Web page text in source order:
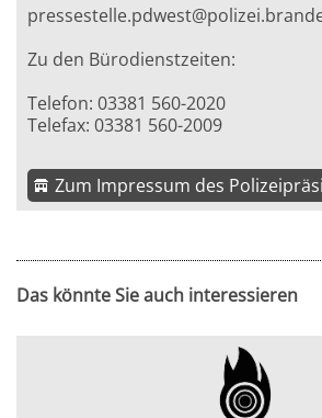
Zu den Bürodienstzeiten:
Telefon: 03381 560-2020
Telefax: 03381 560-2009
Zum Impressum des
Das könnte Sie auch interessieren